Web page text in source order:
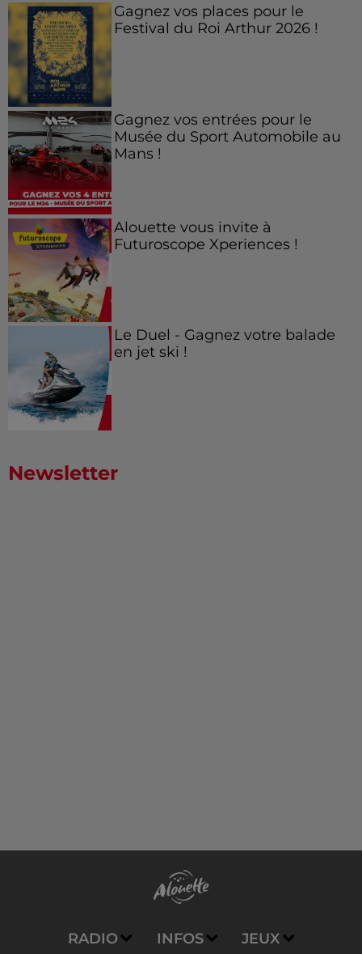
Gagnez vos places pour le
Festival du Roi Arthur 2026 !
Gagnez vos entrées pour le
Musée du Sport Automobile au
Mans !
Alouette vous invite à
Futuroscope Xperiences !
Le Duel - Gagnez votre balade
en jet ski !
Newsletter
RADIO INFOS JEUX